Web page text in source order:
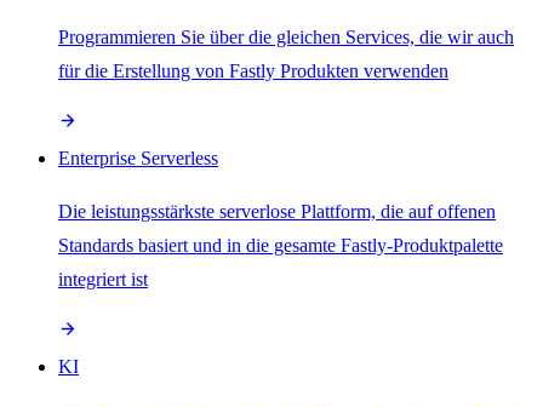
Programmieren Sie über die gleichen Services, die wir auch
für die Erstellung von Fastly Produkten verwenden
Enterprise Serverless
Die leistungsstärkste serverlose Plattform, die auf offenen
Standards basiert und in die gesamte Fastly-Produktpalette
integriert ist
KI